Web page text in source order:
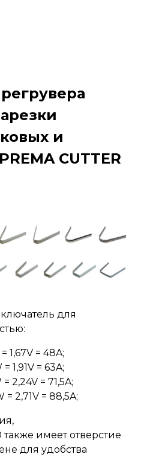
и
CUTTER
для
1,67V = 48A;
1,91V = 63A;
2,24V = 71,5A;
2,71V = 88,5A;
также имеет отверстие
для удобства